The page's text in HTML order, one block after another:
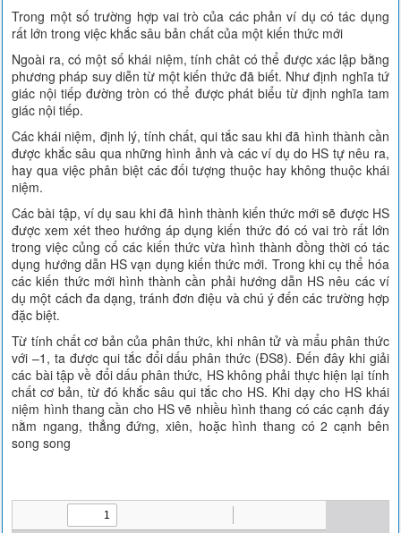
Trong một số trường hợp vai trò của các phản ví dụ có tác dụng
rất lớn trong việc khắc sâu bản chất của một kiến thức mới
Ngoài ra, có một số khái niệm, tính chât có thể được xác lập bằng
phương pháp suy diễn từ một kiến thức đã biết. Như định nghĩa tứ
giác nội tiếp đường tròn có thể được phát biểu từ định nghĩa tam
giác nội tiếp.
Các khái niệm, định lý, tính chất, qui tắc sau khi đã hình thành cần
được khắc sâu qua những hình ảnh và các ví dụ do HS tự nêu ra,
hay qua việc phân biệt các đối tượng thuộc hay không thuộc khái
niệm.
Các bài tập, ví dụ sau khi đã hình thành kiến thức mới sẽ được HS
được xem xét theo hướng áp dụng kiến thức đó có vai trò rất lớn
trong việc củng cố các kiến thức vừa hình thành đồng thời có tác
dụng hướng dẫn HS vạn dụng kiến thức mới. Trong khi cụ thể hóa
các kiến thức mới hình thành cần phải hướng dẫn HS nêu các ví
dụ một cách đa dạng, tránh đơn điệu và chú ý đến các trường hợp
đặc biệt.
Từ tính chất cơ bản của phân thức, khi nhân tử và mẩu phân thức
với –1, ta được qui tắc đổi dấu phân thức (ĐS8). Đến đây khi giải
các bài tập về đổi dấu phân thức, HS không phải thực hiện lại tính
chất cơ bản, từ đó khắc sâu qui tắc cho HS. Khi dạy cho HS khái
niệm hình thang cần cho HS vẽ nhiều hình thang có các cạnh đáy
nằm ngang, thẳng đứng, xiên, hoặc hình thang có 2 cạnh bên
song song